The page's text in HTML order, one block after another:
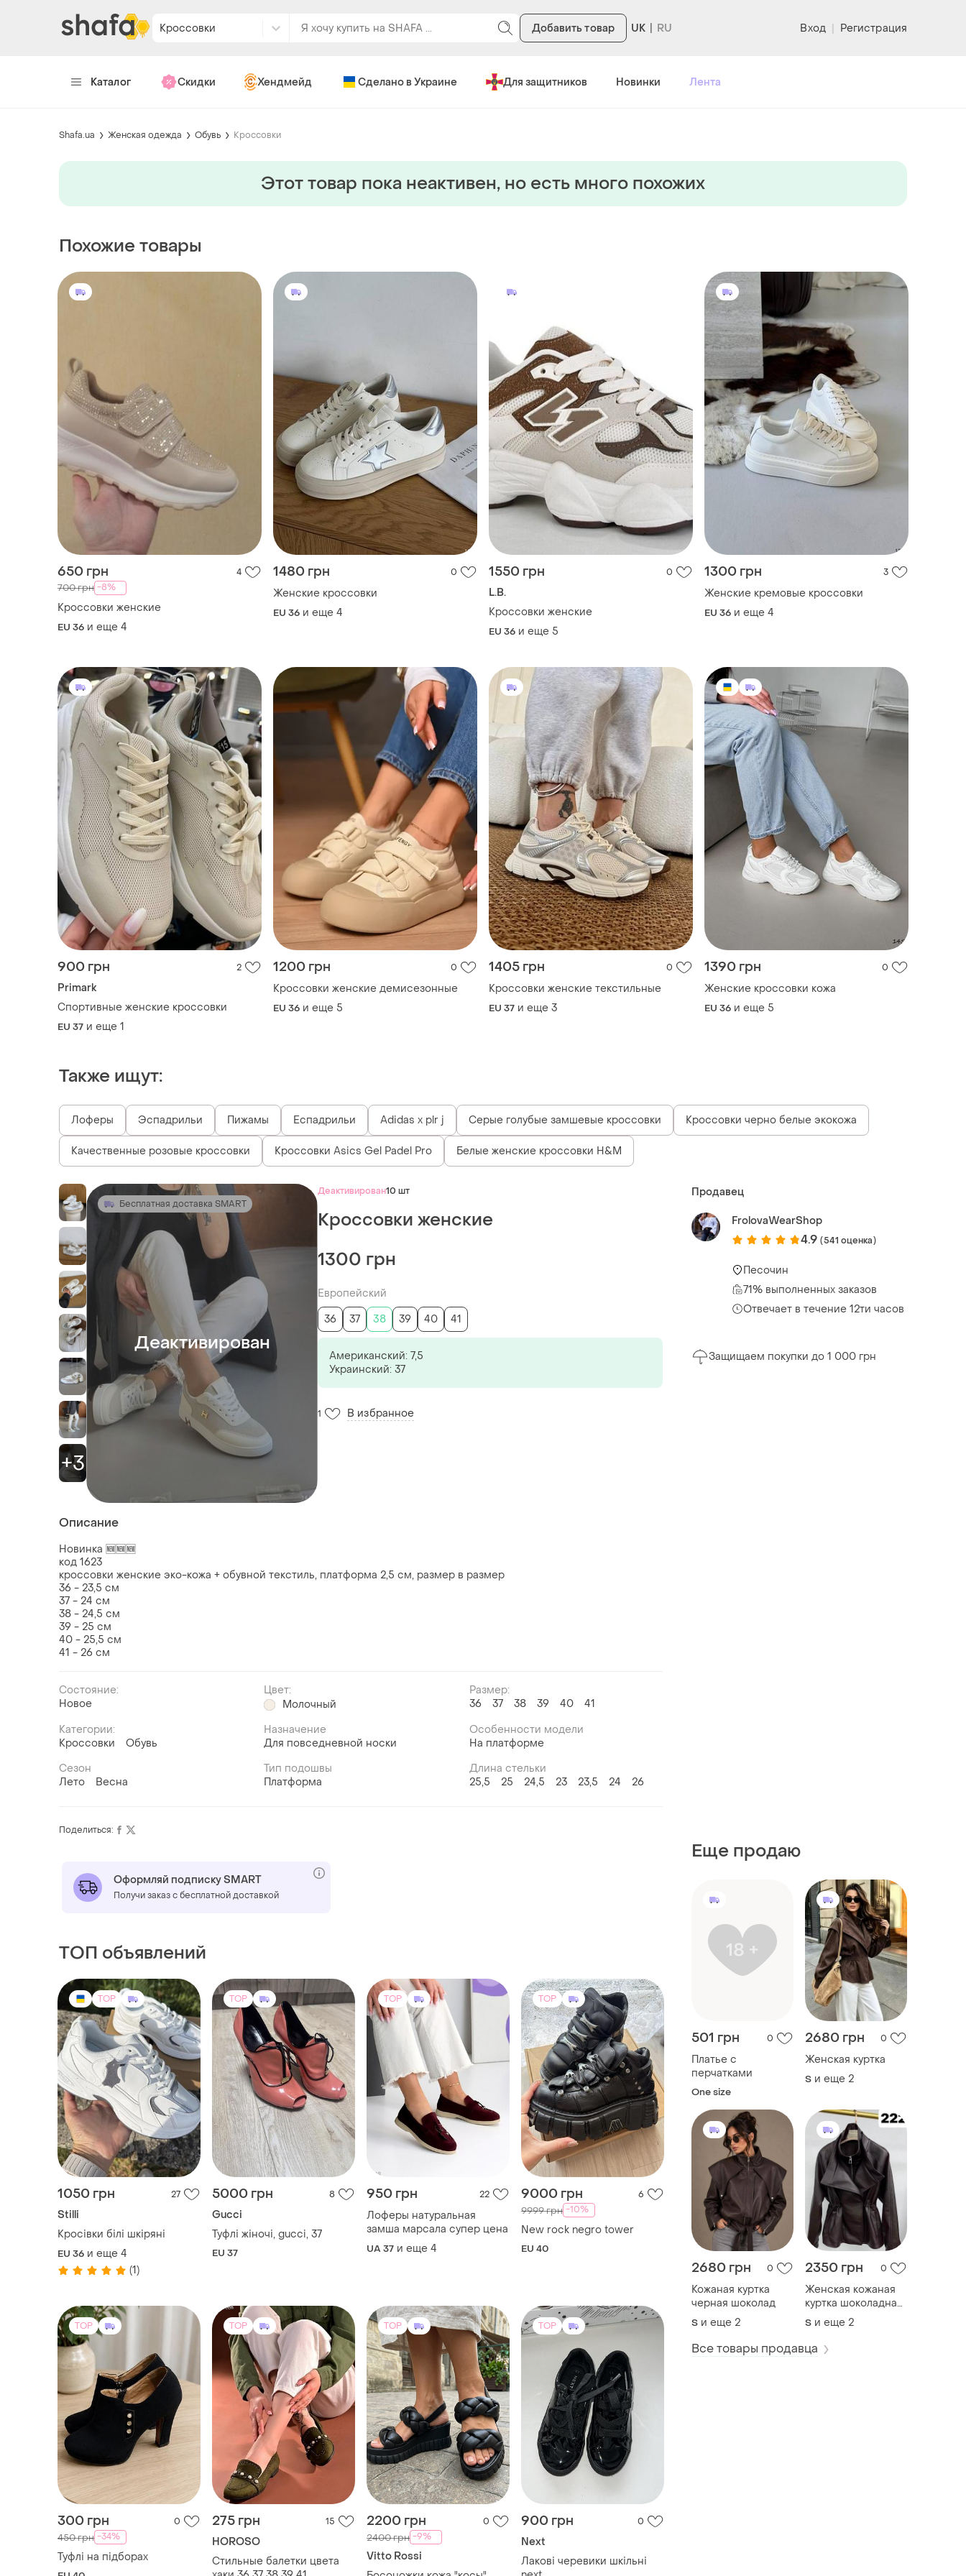
Кроссовки Добавить товар UK Вход | Регистрация
Каталог Скидки Хендмейд Сделано в Украине Для защитников Новинки Лента
Shafa.ua Женская одежда Обувь Кроссовки
Этот товар пока неактивен, но есть много похожих
Похожие товары
650 грн 4
700 грн -8%
Кроссовки женские
EU 36 и еще 4
1480 грн 0
Женские кроссовки
EU 36 и еще 4
1550 грн 0
L.B.
Кроссовки женские
EU 36 и еще 5
1300 грн 3
Женские кремовые кроссовки
EU 36 и еще 4
900 грн 2
Primark
Спортивные женские кроссовки
EU 37 и еще 1
1200 грн 0
Кроссовки женские демисезонные
EU 36 и еще 5
1405 грн 0
Кроссовки женские текстильные
EU 37 и еще 3
1390 грн 0
Женские кроссовки кожа
EU 36 и еще 5
Также ищут:
Лоферы Эспадрильи Пижамы Еспадрильи Adidas x plr j Серые голубые замшевые кроссовки Кроссовки черно белые экокожа
Качественные розовые кроссовки Кроссовки Asics Gel Padel Pro Белые женские кроссовки H&M
+3
Бесплатная доставка SMART
Деактивирован
Деактивирован10 шт
Кроссовки женские
1300 грн
Европейский
36
37 38 39 40 41
Американский: 7,5
Украинский: 37
1 В избранное
Описание
Новинка 🆕🆕🆕
код 1623
кроссовки женские эко-кожа + обувной текстиль, платформа 2,5 см, размер в размер
36 - 23,5 см
37 - 24 см
38 - 24,5 см
39 - 25 см
40 - 25,5 см
41 - 26 см
Состояние:
Новое
Цвет:
Молочный
Размер:
36
37 38 39 40
41
Категории:
Кроссовки
Обувь
Назначение
Для повседневной носки
Особенности модели
На платформе
Сезон
Лето
Весна
Тип подошвы
Платформа
Длина стельки
25,5
25 24,5 23 23,5 24 26
Продавец
FrolovaWearShop
4.9 (541 оценка)
Песочин
71% выполненных заказов
Отвечает в течение 12ти часов
Защищаем покупки до 1 000 грн
Еще продаю
501 грн 0
Платье с
перчатками
One size
2680 грн 0
Женская куртка
S и еще 2
2680 грн 0
Кожаная куртка
черная шоколад
S и еще 2
2350 грн 0
Женская кожаная
куртка шоколадная
черная
S и еще 2
Все товары продавца
Поделиться:
Оформляй подписку SMART
Получи заказ с бесплатной доставкой
ТОП объявлений
TOP
1050 грн 27
Stilli
Кросівки білі шкіряні
EU 36 и еще 4
(1)
TOP
5000 грн 8
Gucci
Туфлі жіночі, gucci, 37
EU 37
TOP
950 грн 22
Лоферы натуральная
замша марсала супер цена
UA 37 и еще 4
TOP
9000 грн 6
9999 грн -10%
New rock negro tower
EU 40
TOP
300 грн 0
450 грн -34%
Туфлі на підборах
TOP
275 грн 15
HOROSO
Стильные балетки цвета
TOP
2200 грн 0
2400 грн -9%
Vitto Rossi
TOP
900 грн 0
Next
Лакові черевики шкільні